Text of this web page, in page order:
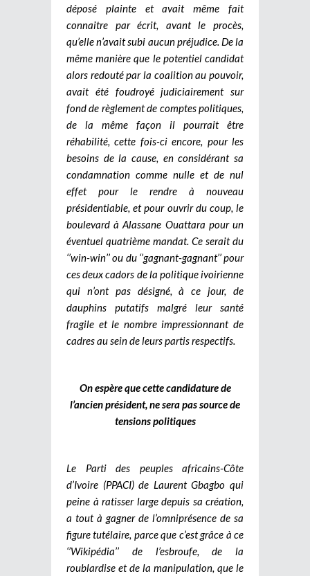
déposé plainte et avait même fait
connaitre par écrit, avant le procès,
qu’elle n’avait subi aucun préjudice. De la
même manière que le potentiel candidat
alors redouté par la coalition au pouvoir,
avait été foudroyé judiciairement sur
fond de règlement de comptes politiques,
de la même façon il pourrait être
réhabilité, cette fois-ci encore, pour les
besoins de la cause, en considérant sa
condamnation comme nulle et de nul
effet pour le rendre à nouveau
présidentiable, et pour ouvrir du coup, le
boulevard à Alassane Ouattara pour un
éventuel quatrième mandat. Ce serait du
‘’win-win’’ ou du ‘’gagnant-gagnant’’ pour
ces deux cadors de la politique ivoirienne
qui n’ont pas désigné, à ce jour, de
dauphins putatifs malgré leur santé
fragile et le nombre impressionnant de
cadres au sein de leurs partis respectifs.
On espère que cette candidature de
l’ancien président, ne sera pas source de
tensions politiques
Le Parti des peuples africains-Côte
d’Ivoire (PPACI) de Laurent Gbagbo qui
peine à ratisser large depuis sa création,
a tout à gagner de l’omniprésence de sa
figure tutélaire, parce que c’est grâce à ce
‘’Wikipédia’’ de l’esbroufe, de la
roublardise et de la manipulation, que le